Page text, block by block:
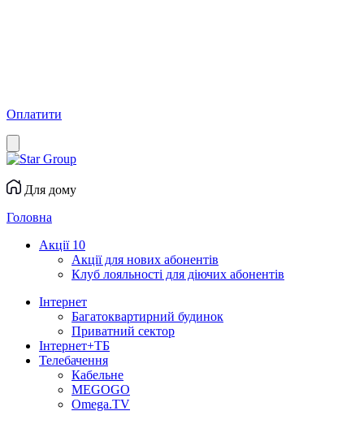
Оплатити
Для дому
Головна
Акції 10
Акції для нових абонентів
Клуб лояльності для діючих абонентів
Інтернет
Багатоквартирний будинок
Приватний сектор
Інтернет+ТБ
Телебачення
Кабельне
MEGOGO
Omega.TV